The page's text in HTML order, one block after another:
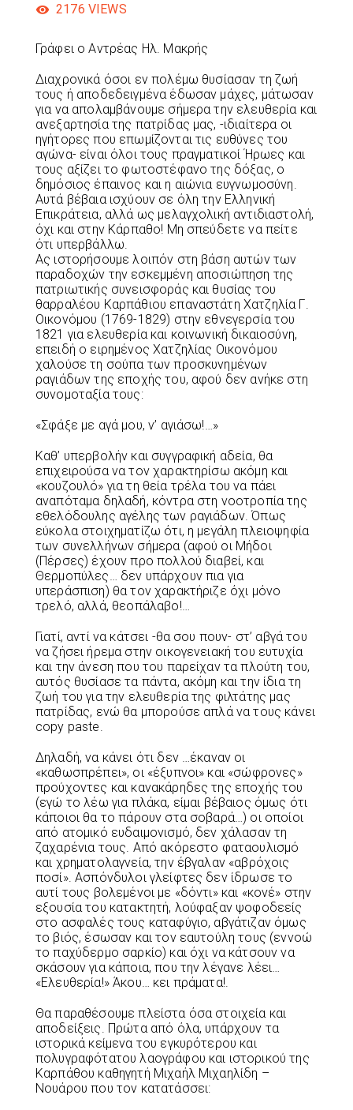
2176 VIEWS
Γράφει ο Αντρέας Ηλ. Μακρής
Διαχρονικά όσοι εν πολέμω θυσίασαν τη ζωή
τους ή αποδεδειγμένα έδωσαν μάχες, μάτωσαν
για να απολαμβάνουμε σήμερα την ελευθερία και
ανεξαρτησία της πατρίδας μας, -ιδιαίτερα οι
ηγήτορες που επωμίζονται τις ευθύνες του
αγώνα- είναι όλοι τους πραγματικοί Ήρωες και
τους αξίζει το φωτοστέφανο της δόξας, ο
δημόσιος έπαινος και η αιώνια ευγνωμοσύνη.
Αυτά βέβαια ισχύουν σε όλη την Ελληνική
Επικράτεια, αλλά ως μελαγχολική αντιδιαστολή,
όχι και στην Κάρπαθο! Μη σπεύδετε να πείτε
ότι υπερβάλλω.
Ας ιστορήσουμε λοιπόν στη βάση αυτών των
παραδοχών την εσκεμμένη αποσιώπηση της
πατριωτικής συνεισφοράς και θυσίας του
θαρραλέου Καρπάθιου επαναστάτη Χατζηλία Γ.
Οικονόμου (1769-1829) στην εθνεγερσία του
1821 για ελευθερία και κοινωνική δικαιοσύνη,
επειδή ο ειρημένος Χατζηλίας Οικονόμου
χαλούσε τη σούπα των προσκυνημένων
ραγιάδων της εποχής του, αφού δεν ανήκε στη
συνομοταξία τους:
«Σφάξε με αγά μου, ν’ αγιάσω!…»
Καθ’ υπερβολήν και συγγραφική αδεία, θα
επιχειρούσα να τον χαρακτηρίσω ακόμη και
«κουζουλό» για τη θεία τρέλα του να πάει
αναπόταμα δηλαδή, κόντρα στη νοοτροπία της
εθελόδουλης αγέλης των ραγιάδων. Όπως
εύκολα στοιχηματίζω ότι, η μεγάλη πλειοψηφία
των συνελλήνων σήμερα (αφού οι Μήδοι
(Πέρσες) έχουν προ πολλού διαβεί, και
Θερμοπύλες… δεν υπάρχουν πια για
υπεράσπιση) θα τον χαρακτήριζε όχι μόνο
τρελό, αλλά, θεοπάλαβο!…
Γιατί, αντί να κάτσει -θα σου πουν- στ’ αβγά του
να ζήσει ήρεμα στην οικογενειακή του ευτυχία
και την άνεση που του παρείχαν τα πλούτη του,
αυτός θυσίασε τα πάντα, ακόμη και την ίδια τη
ζωή του για την ελευθερία της φιλτάτης μας
πατρίδας, ενώ θα μπορούσε απλά να τους κάνει
copy paste.
Δηλαδή, να κάνει ότι δεν …έκαναν οι
«καθωσπρέπει», οι «έξυπνοι» και «σώφρονες»
προύχοντες και κανακάρηδες της εποχής του
(εγώ το λέω για πλάκα, είμαι βέβαιος όμως ότι
κάποιοι θα το πάρουν στα σοβαρά…) οι οποίοι
από ατομικό ευδαιμονισμό, δεν χάλασαν τη
ζαχαρένια τους. Από ακόρεστο φαταουλισμό
και χρηματολαγνεία, την έβγαλαν «αβρόχοις
ποσί». Ασπόνδυλοι γλείφτες δεν ίδρωσε το
αυτί τους βολεμένοι με «δόντι» και «κονέ» στην
εξουσία του κατακτητή, λούφαξαν ψοφοδεείς
στο ασφαλές τους καταφύγιο, αβγάτιζαν όμως
το βιός, έσωσαν και τον εαυτούλη τους (εννοώ
το παχύδερμο σαρκίο) και όχι να κάτσουν να
σκάσουν για κάποια, που την λέγανε λέει…
«Ελευθερία!» Άκου… κει πράματα!.
Θα παραθέσουμε πλείστα όσα στοιχεία και
αποδείξεις. Πρώτα από όλα, υπάρχουν τα
ιστορικά κείμενα του εγκυρότερου και
πολυγραφότατου λαογράφου και ιστορικού της
Καρπάθου καθηγητή Μιχαήλ Μιχαηλίδη –
Νουάρου που τον κατατάσσει: